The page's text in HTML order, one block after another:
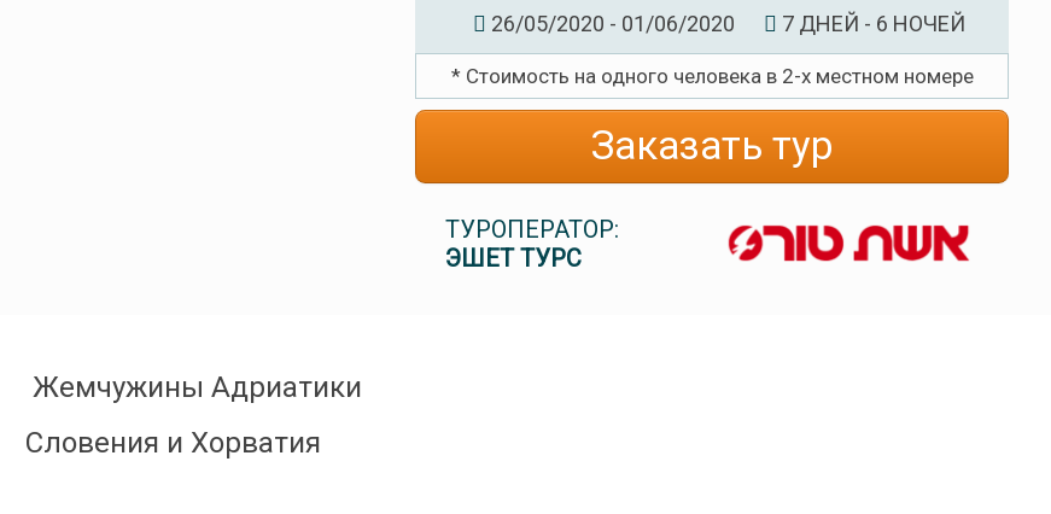
26/05/2020 - 01/06/2020 7 ДНЕЙ - 6 НОЧЕЙ
* Стоимость на одного человека в 2-х местном номере
Заказать тур
ТУРОПЕРАТОР:
ЭШЕТ ТУРС
Жемчужины Адриатики
Словения и Хорватия